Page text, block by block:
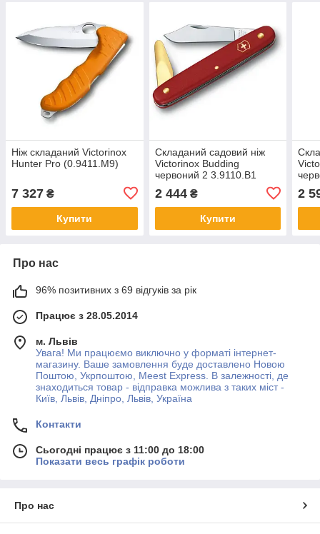
Ніж складаний Victorinox
Hunter Pro (0.9411.M9)
7 327 ₴
Купити
Складаний садовий ніж
Victorinox Budding
червоний 2 3.9110.B1
2 444₴
Купити
2
Про нас
96% позитивних з 69 відгуків за рік
Працює з 28.05.2014
м. Львів
Увага! Ми працюємо виключно у форматі інтернет-
магазину. Ваше замовлення буде доставлено Новою
Поштою, Укрпоштою, Meest Express. В залежності, де
знаходиться товар - відправка можлива з таких міст -
Київ, Львів, Дніпро, Львів, Україна
Контакти
Сьогодні працює з 11:00 до 18:00
Показати весь графік роботи
Про нас